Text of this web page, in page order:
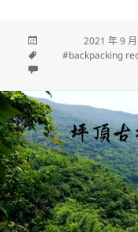
發佈日期:2021 年 9
標籤#backpacking
在〈【登山菜單】上